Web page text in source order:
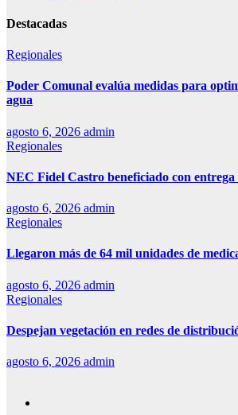
Destacadas
Regionales
Poder Comunal evalúa medidas para
agua
agosto 6, 2026 admin
Regionales
NEC Fidel Castro beneficiado con
agosto 6, 2026 admin
Regionales
Llegaron más de 64 mil unidades de
agosto 6, 2026 admin
Regionales
Despejan vegetación en redes de
agosto 6, 2026 admin